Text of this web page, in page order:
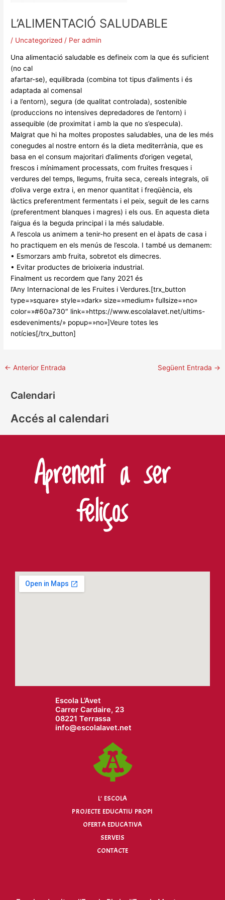
L’ALIMENTACIÓ SALUDABLE
/ Uncategorized / Per admin
Una alimentació saludable es defineix com la que és suficient
(no cal
afartar-se), equilibrada (combina tot tipus d’aliments i és
adaptada al comensal
i a l’entorn), segura (de qualitat controlada), sostenible
(produccions no intensives depredadores de l’entorn) i
assequible (de proximitat i amb la que no s’especula).
Malgrat que hi ha moltes propostes saludables, una de les més
conegudes al nostre entorn és la dieta mediterrània, que es
basa en el consum majoritari d’aliments d’origen vegetal,
frescos i mínimament processats, com fruites fresques i
verdures del temps, llegums, fruita seca, cereals integrals, oli
d’oliva verge extra i, en menor quantitat i freqüència, els
làctics preferentment fermentats i el peix, seguit de les carns
(preferentment blanques i magres) i els ous. En aquesta dieta
l’aigua és la beguda principal i la més saludable.
A l’escola us animem a tenir-ho present en el àpats de casa i
ho practiquem en els menús de l’escola. I també us demanem:
• Esmorzars amb fruita, sobretot els dimecres.
• Evitar productes de brioixeria industrial.
Finalment us recordem que l’any 2021 és
l’Any Internacional de les Fruites i Verdures.[trx_button
type=»square» style=»dark» size=»medium» fullsize=»no»
color=»#60a730″ link=»https://www.escolalavet.net/ultims-
esdeveniments/» popup=»no»]Veure totes les
notícies[/trx_button]
← Anterior Entrada Següent Entrada →
Calendari
Accés al calendari
Aprenent a ser
feliços
Escola L’Avet
Carrer Cardaire, 23
08221 Terrassa
info@escolalavet.net
L’ ESCOLA
PROJECTE EDUCATIU PROPI
OFERTA EDUCATIVA
SERVEIS
CONTACTE